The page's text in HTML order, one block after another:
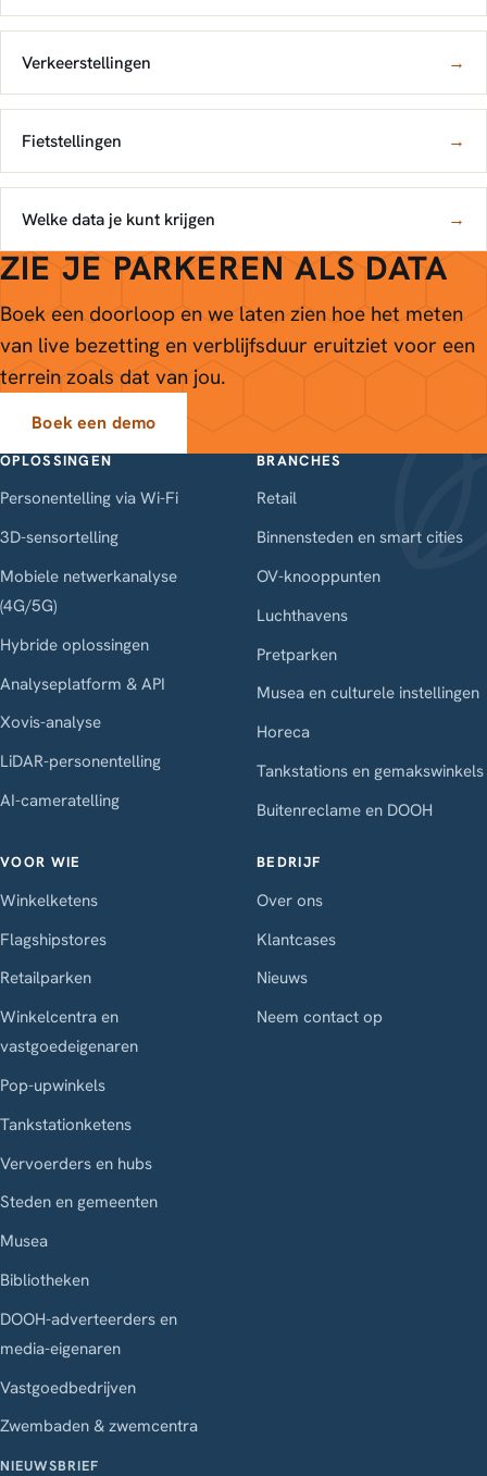
Verkeerstellingen →
Fietstellingen →
Welke data je kunt krijgen →
ZIE JE PARKEREN ALS DATA
Boek een doorloop en we laten zien hoe het meten
van live bezetting en verblijfsduur eruitziet voor een
terrein zoals dat van jou.
Boek een demo
OPLOSSINGEN
Personentelling via Wi-Fi
3D-sensortelling
Mobiele netwerkanalyse
(4G/5G)
Hybride oplossingen
Analyseplatform & API
Xovis-analyse
LiDAR-personentelling
AI-cameratelling
BRANCHES
Retail
Binnensteden en smart cities
OV-knooppunten
Luchthavens
Pretparken
Musea en culturele instellingen
Horeca
Tankstations en gemakswinkels
Buitenreclame en DOOH
VOOR WIE
Winkelketens
Flagshipstores
Retailparken
Winkelcentra en
vastgoedeigenaren
Pop-upwinkels
Tankstationketens
Vervoerders en hubs
Steden en gemeenten
Musea
Bibliotheken
DOOH-adverteerders en
media-eigenaren
Vastgoedbedrijven
Zwembaden & zwemcentra
BEDRIJF
Over ons
Klantcases
Nieuws
Neem contact op
NIEUWSBRIEF